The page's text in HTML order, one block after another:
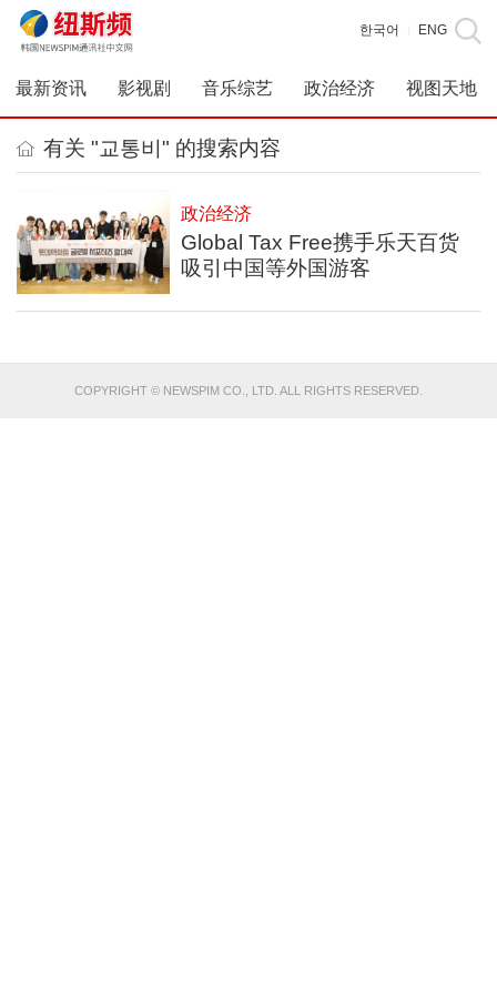
한국어 ENG
最新资讯 影视剧 音乐综艺 政治经济 视图天地
有关 "교통비" 的搜索内容
政治经济
Global Tax Free携手乐天百货
吸引中国等外国游客
COPYRIGHT © NEWSPIM CO., LTD. ALL RIGHTS RESERVED.